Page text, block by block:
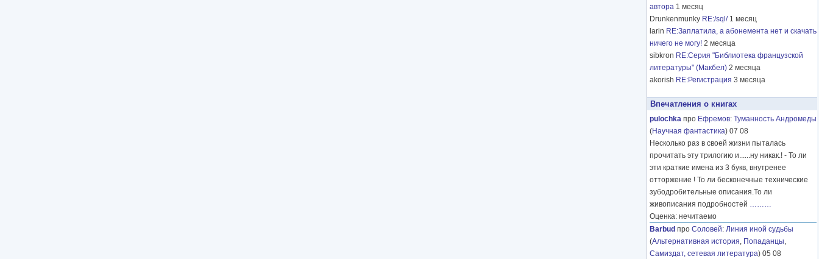
автора 1 месяц
Drunkenmunky RE:/sql/ 1 месяц
larin RE:Заплатила, а абонемента нет и скачать
ничего не могу! 2 месяца
sibkron RE:Серия "Библиотека французской
литературы" (Макбел) 2 месяца
akorish RE:Регистрация 3 месяца
Впечатления о книгах
pulochka про Ефремов: Туманность Андромеды
(Научная фантастика) 07 08
Несколько раз в своей жизни пыталась
прочитать эту трилогию и......ну никак.! - То ли
эти краткие имена из 3 букв, внутренее
отторжение ! То ли бесконечные технические
зубодробительные описания.То ли
живописания подробностей ………
Оценка: нечитаемо
Barbud про Соловей: Линия иной судьбы
(Альтернативная история, Попаданцы,
Самиздат, сетевая литература) 05 08